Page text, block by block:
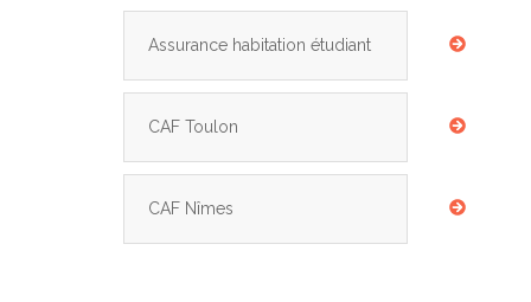
Assurance habitation étudiant
CAF Toulon
CAF Nîmes